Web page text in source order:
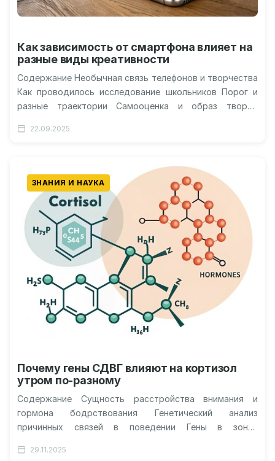
Как зависимость от смартфона влияет на
разные виды креативности
Содержание Необычная связь телефонов и творчества
Как проводилось исследование школьников Порог и
разные траектории Самооценка и образ творца
22.09.2025
ЗНАНИЯ И НАУКА
Почему гены СДВГ влияют на кортизол
утром по-разному
Содержание Сущность расстройства внимания и
гормона бодрствования Генетический анализ
причинных связей в поведении Гены в зонах
в…
29.11.2025